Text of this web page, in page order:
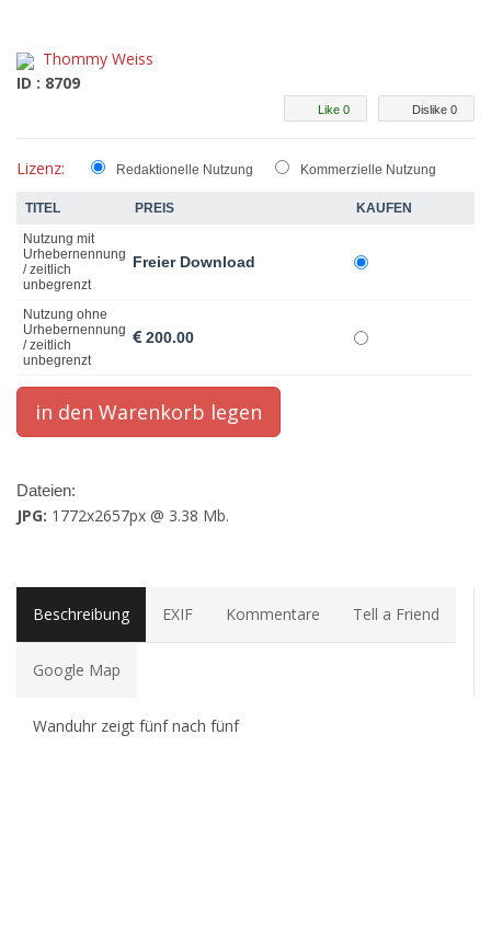
Thommy Weiss
ID : 8709
Dislike 0
Like 0
Lizenz: Redaktionelle Nutzung Kommerzielle Nutzung
TITEL PREIS
KAUFEN
Nutzung mit
Urhebernennung
/ zeitlich
unbegrenzt
Freier Download
Nutzung ohne
Urhebernennung
/ zeitlich
unbegrenzt
200.00
Dateien:
JPG: 1772x2657px @ 3.38 Mb.
Beschreibung EXIF Kommentare Tell a Friend
Google Map
Wanduhr zeigt fünf nach fünf